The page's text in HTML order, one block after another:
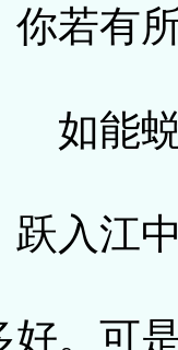
你若有
如能
跃入江
好。可